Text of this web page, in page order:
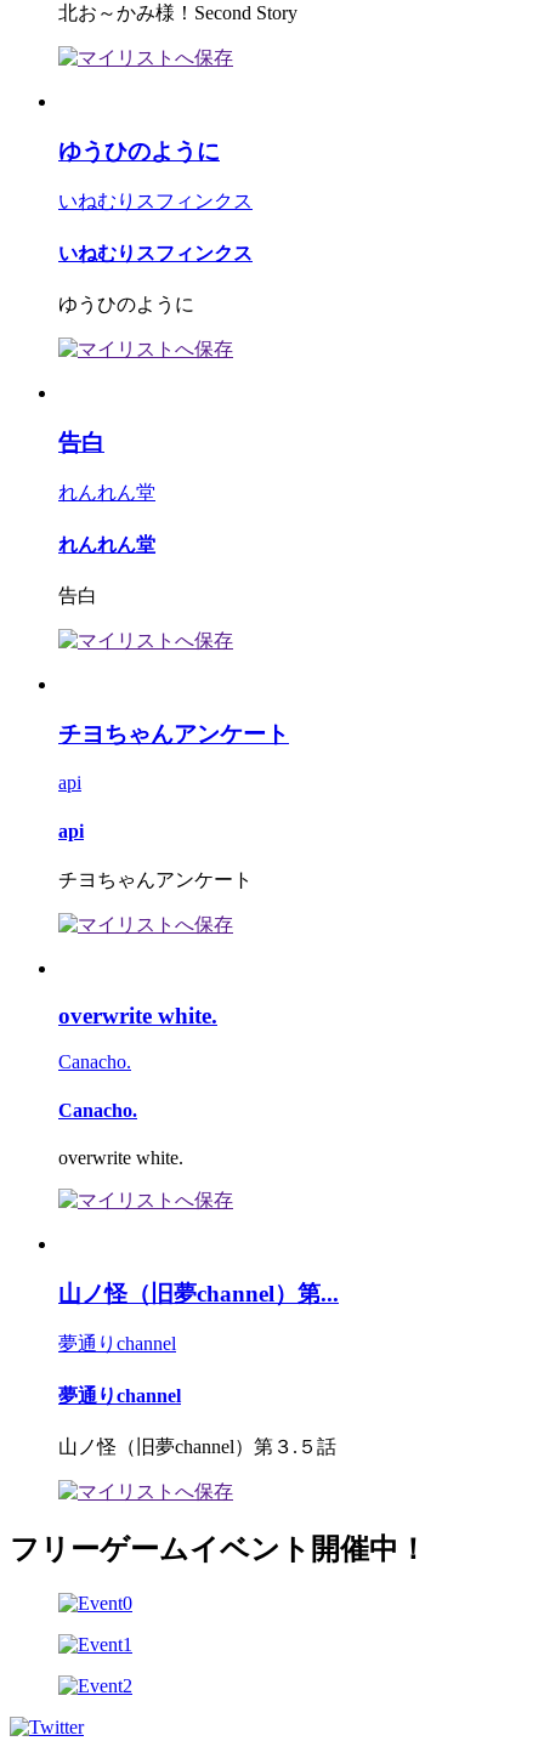
北お～かみ様！Second Story
ゆうひのように
いねむりスフィンクス
いねむりスフィンクス
ゆうひのように
告白
れんれん堂
れんれん堂
告白
チヨちゃんアンケート
api
api
チヨちゃんアンケート
overwrite white.
Canacho.
Canacho.
overwrite white.
山ノ怪（旧夢channel）第...
夢通りchannel
夢通りchannel
山ノ怪（旧夢channel）第３.５話
フリーゲームイベント開催中！